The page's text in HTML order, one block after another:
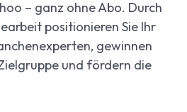
– ganz ohne Abo. Durch
positionieren Sie Ihr
gewinnen
und fördern die